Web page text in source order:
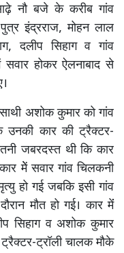
नौ बजे के करीब गांव
इंद्रराज, मोहन लाल
दलीप सिहाग व गांव
होकर ऐलनाबाद से
अशोक कुमार को गांव
कार की ट्रैक्टर-
जबरदस्त थी कि कार
मेें सवार गांव चिलकनी
हो गई जबकि इसी गांव
मौत हो गई। कार मेंं
सिहाग व अशोक कुमार
ट्रॉली चालक मौके